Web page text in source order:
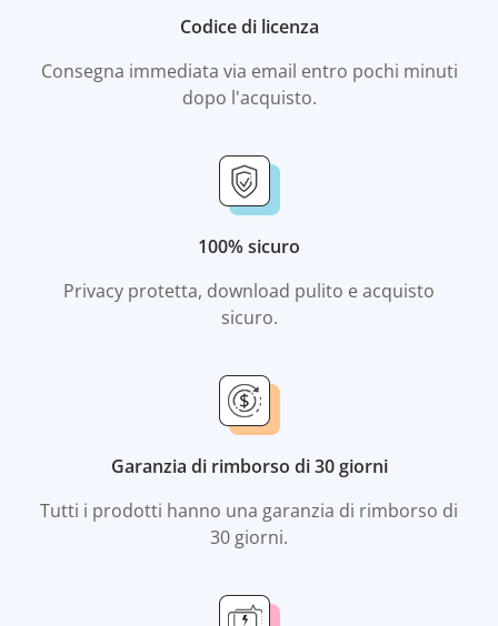
Codice di licenza
Consegna immediata via email entro pochi minuti
dopo l'acquisto.
100% sicuro
Privacy protetta, download pulito e acquisto
sicuro.
Garanzia di rimborso di 30 giorni
Tutti i prodotti hanno una garanzia di rimborso di
30 giorni.